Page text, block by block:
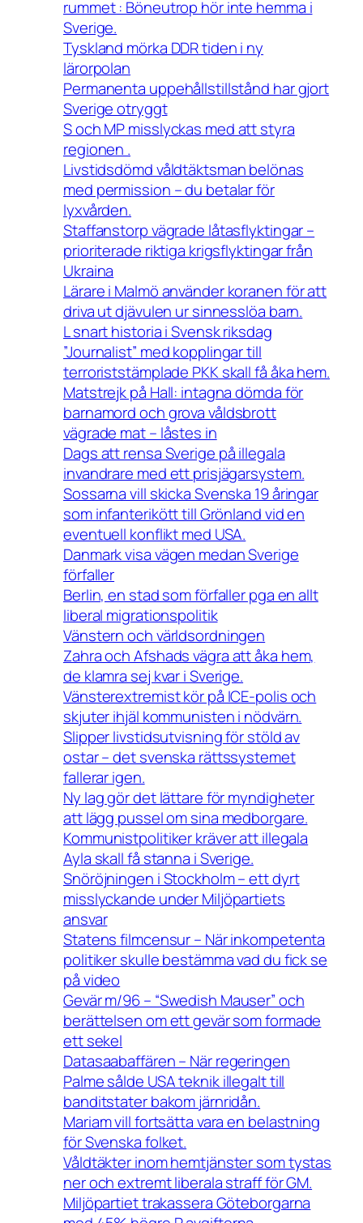
rummet : Böneutrop hör inte hemma i
Sverige.
Tyskland mörka DDR tiden i ny
lärorpolan
Permanenta uppehållstillstånd har gjort
Sverige otryggt
S och MP misslyckas med att styra
regionen .
Livstidsdömd våldtäktsman belönas
med permission – du betalar för
lyxvården.
Staffanstorp vägrade låtasflyktingar –
prioriterade riktiga krigsflyktingar från
Ukraina
Lärare i Malmö använder koranen för att
driva ut djävulen ur sinnesslöa barn.
L snart historia i Svensk riksdag
”Journalist” med kopplingar till
terroriststämplade PKK skall få åka hem.
Matstrejk på Hall: intagna dömda för
barnamord och grova våldsbrott
vägrade mat – låstes in
Dags att rensa Sverige på illegala
invandrare med ett prisjägarsystem.
Sossarna vill skicka Svenska 19 åringar
som infanterikött till Grönland vid en
eventuell konflikt med USA.
Danmark visa vägen medan Sverige
förfaller
Berlin, en stad som förfaller pga en allt
liberal migrationspolitik
Vänstern och världsordningen
Zahra och Afshads vägra att åka hem,
de klamra sej kvar i Sverige.
Vänsterextremist kör på ICE-polis och
skjuter ihjäl kommunisten i nödvärn.
Slipper livstidsutvisning för stöld av
ostar – det svenska rättssystemet
fallerar igen.
Ny lag gör det lättare för myndigheter
att lägg pussel om sina medborgare.
Kommunistpolitiker kräver att illegala
Ayla skall få stanna i Sverige.
Snöröjningen i Stockholm – ett dyrt
misslyckande under Miljöpartiets
ansvar
Statens filmcensur – När inkompetenta
politiker skulle bestämma vad du fick se
på video
Gevär m/96 – “Swedish Mauser” och
berättelsen om ett gevär som formade
ett sekel
Datasaabaffären – När regeringen
Palme sålde USA teknik illegalt till
banditstater bakom järnridån.
Mariam vill fortsätta vara en belastning
för Svenska folket.
Våldtäkter inom hemtjänster som tystas
ner och extremt liberala straff för GM.
Miljöpartiet trakassera Göteborgarna